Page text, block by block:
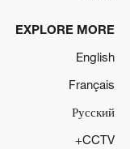
EXPLORE MORE
English
Français
Русский
CCTV+